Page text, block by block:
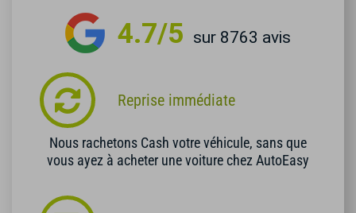
4.7/5 sur 8763 avis
Reprise immédiate
Nous rachetons Cash votre véhicule, sans que
vous ayez à acheter une voiture chez AutoEasy